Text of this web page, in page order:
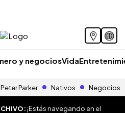
y negociosVida
Peter Parker Nativos Negocios
¡Estás navegando en el